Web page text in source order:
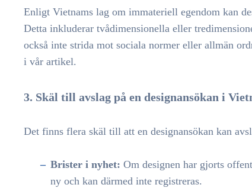
Enligt Vietnams lag om immateriell egendom kan
Detta inkluderar tvådimensionella eller
också inte strida mot sociala normer eller allmän
i vår artikel.
3. Skäl till avslag på en designansökan i
Det finns flera skäl till att en designansökan kan
Brister i nyhet: Om designen har gjorts
ny och kan därmed inte registreras.